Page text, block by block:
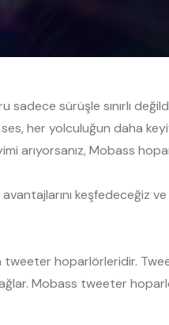
sürüşle sınırlı
her yolculuğun daha
arıyorsanız, Mobass
keşfedeceğiz ve
hoparlörleridir.
Mobass tweeter